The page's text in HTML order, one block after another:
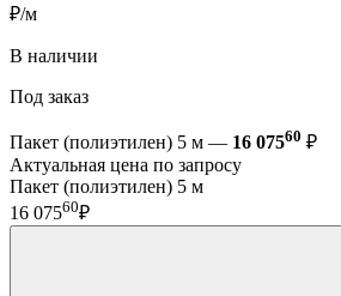
₽/м
В наличии
Под заказ
Пакет (полиэтилен) 5 м — 16 07560 ₽
Актуальная цена по запросу
Пакет (полиэтилен) 5 м
16 07560₽